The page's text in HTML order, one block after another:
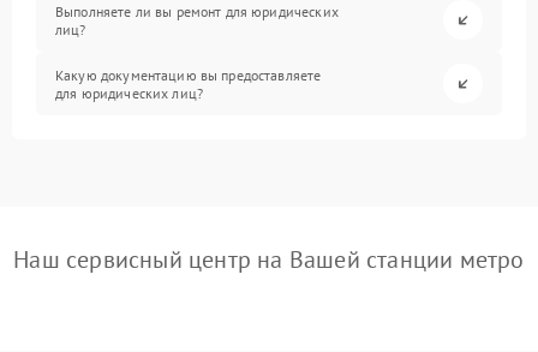
Выполняете ли вы ремонт для юридических
лиц?
Какую документацию вы предоставляете
для юридических лиц?
Наш сервисный центр на Вашей станции метро